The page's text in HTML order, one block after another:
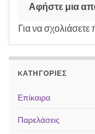
Αφήστε μια
Για να σχολιάσετε
KΑΤΗΓΟΡΊΕΣ
Επίκαιρα
Παρελάσεις